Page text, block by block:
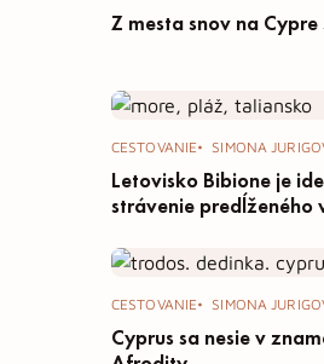
Z mesta snov na
CESTOVANIE SIMONA
Letovisko Bibione je
strávenie predĺženého
CESTOVANIE SIMONA
Cyprus sa nesie v